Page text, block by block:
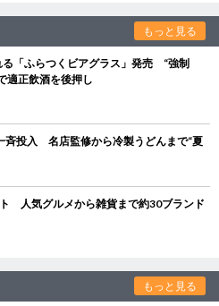
もっと見る
る「ふらつくビアグラス」発売 “強制
適正飲酒を後押し
斉投入 名店監修から冷製うどんまで“夏
人気グルメから雑貨まで約30ブランド
もっと見る